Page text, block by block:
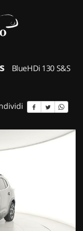
BlueHDi 130 S&S